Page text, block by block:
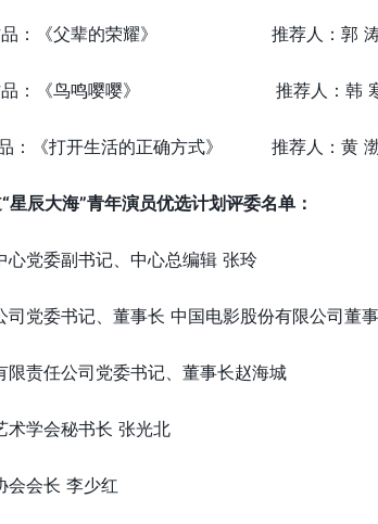
品：《父辈的荣耀》 推荐人：郭
品：《鸟鸣嘤嘤》 推荐人：韩
品：《打开生活的正确方式》 推荐人：黄
辰大海”青年演员优选计划评委名单：
心党委副书记、中心总编辑 张玲
司党委书记、董事长 中国电影股份有限公司董
限责任公司党委书记、董事长赵海城
术学会秘书长 张光北
会会长 李少红